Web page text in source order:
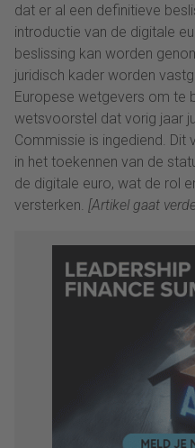
dat er al een definitieve
introductie van de digitale
beslissing kan worden
juridisch kader worden
Europese wetgevers om te
wetsvoorstel dat vorig jaar
Commissie is ingediend.
in het toekennen van de
de digitale euro, wat de rol
versterken. [Artikel gaat